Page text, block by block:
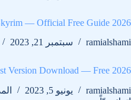
— Official Free Guide 2026
ramialshami
سبتمبر 21, 2023
Version Download — Free 2026
ramialshami
يونيو 5, 2023